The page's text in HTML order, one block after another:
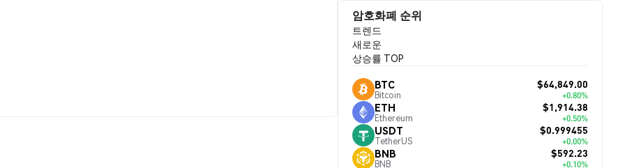
암호화폐 순위
트렌드
새로운
상승률 TOP
BTC
Bitcoin
$64,849.00
+0.80%
ETH
Ethereum
$1,914.38
+0.50%
USDT
TetherUS
$0.999455
+0.00%
BNB
BNB
$592.23
+0.10%